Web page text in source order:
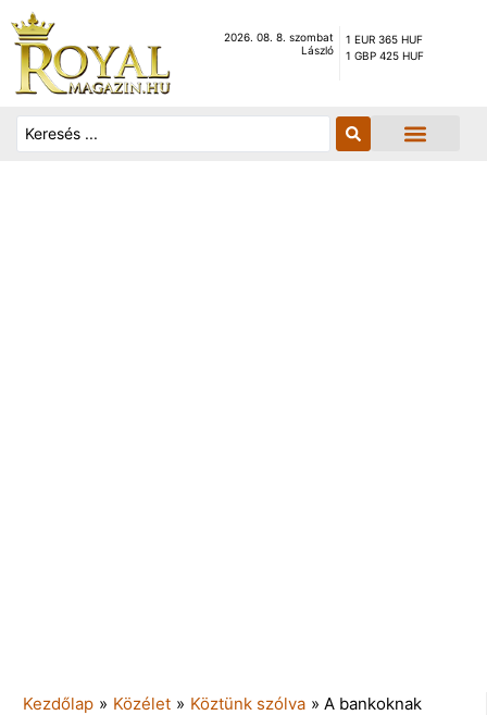
2026. 08. 8. szombat
László
1 EUR 365 HUF
1 GBP 425 HUF
Kezdőlap » Közélet » Köztünk szólva » A bankoknak